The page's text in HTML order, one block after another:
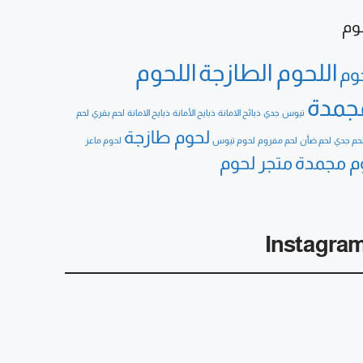
اللحوم الطازجةاللحوم
تيوس جدي ذبائح الامانة ذبايح الأمانة ذبايح الامانة لحم بقري لحم
لحم جدي لحم ضأن لحم مفروم لحوم تيوس لحوم طازجة لحوم ماعز
مجمدة متجر لحوم